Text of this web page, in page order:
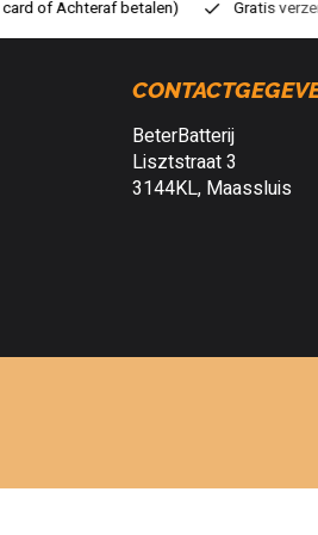
verzenden vanaf € 30,- (NL)
BeterBatterij
Lisztstraat 3
3144KL, Maassluis